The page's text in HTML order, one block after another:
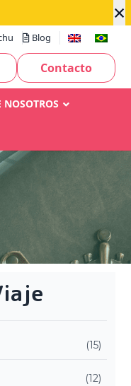
×
Blog
Contacto
NOSOTROS
(15)
(12)